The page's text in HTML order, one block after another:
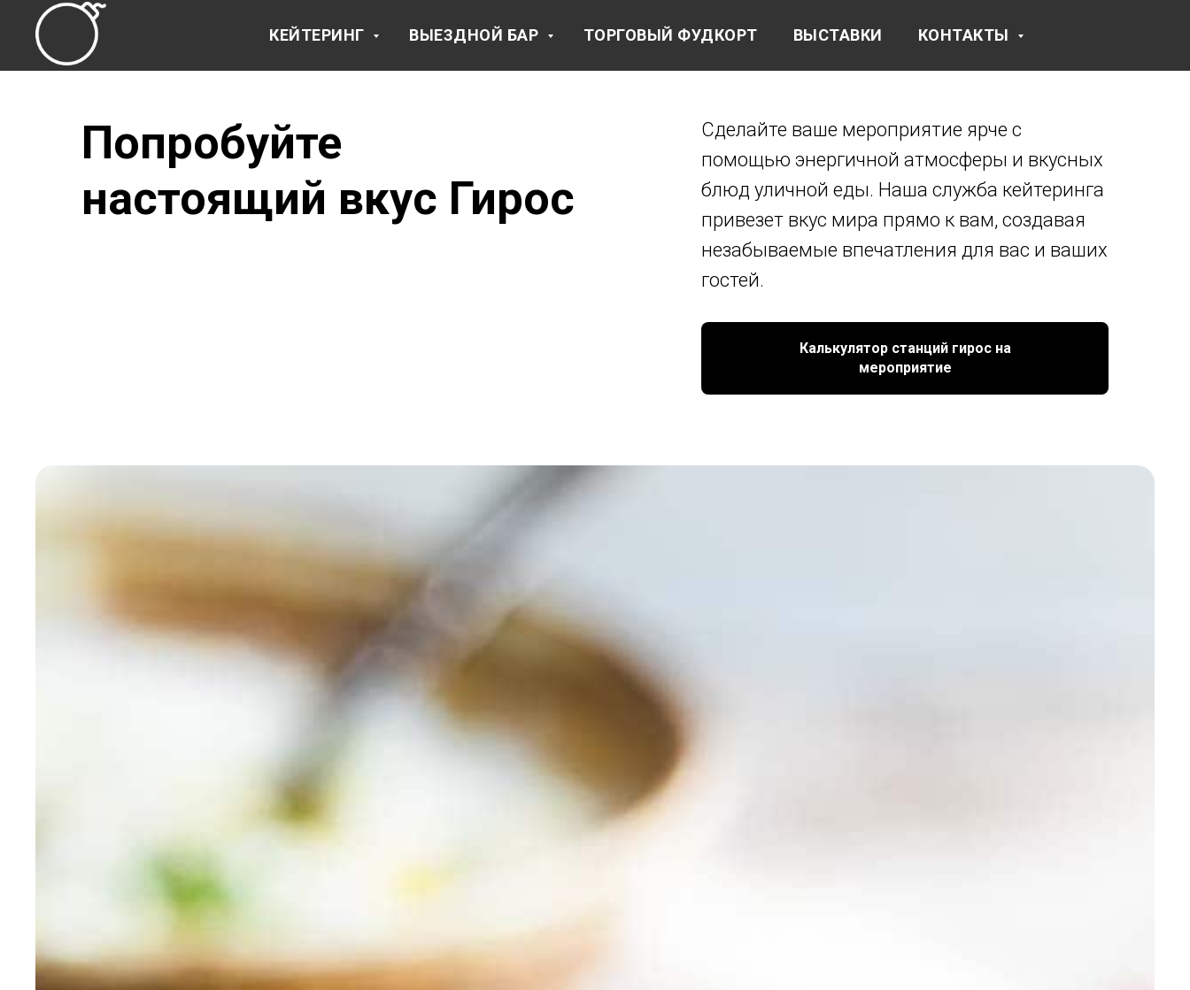
КЕЙТЕРИНГ ВЫЕЗДНОЙ БАР ТОРГОВЫЙ ФУДКОРТ ВЫСТАВКИ КОНТАКТЫ
Попробуйте
настоящий вкус Гирос
Сделайте ваше мероприятие ярче с
помощью энергичной атмосферы и вкусных
блюд уличной еды. Наша служба кейтеринга
привезет вкус мира прямо к вам, создавая
незабываемые впечатления для вас и ваших
гостей.
Калькулятор станций гирос на
мероприятие